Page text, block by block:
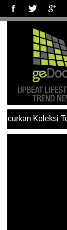
Koleksi